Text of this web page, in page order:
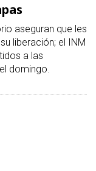
aseguran que les
liberación; el INM
a las
domingo.